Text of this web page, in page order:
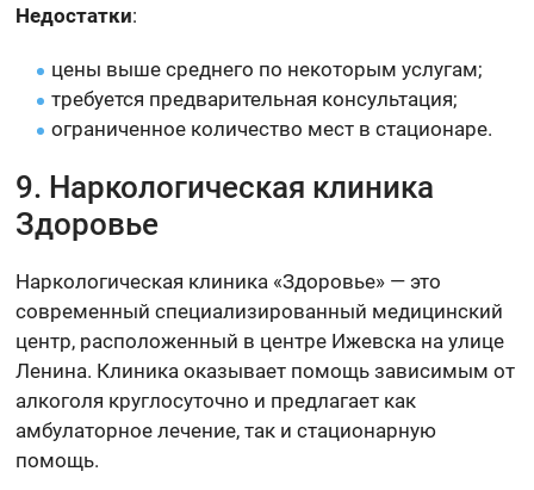
Недостатки:
цены выше среднего по некоторым услугам;
требуется предварительная консультация;
ограниченное количество мест в стационаре.
9. Наркологическая клиника
Здоровье
Наркологическая клиника «Здоровье» — это
современный специализированный медицинский
центр, расположенный в центре Ижевска на улице
Ленина. Клиника оказывает помощь зависимым от
алкоголя круглосуточно и предлагает как
амбулаторное лечение, так и стационарную
помощь.